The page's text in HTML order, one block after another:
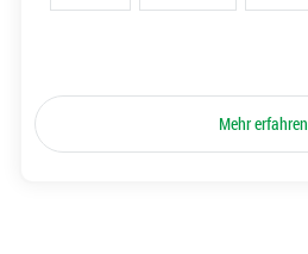
Mehr erfahren